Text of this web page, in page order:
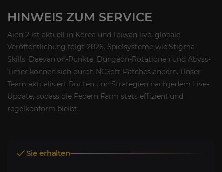
HINWEIS ZUM SERVICE
Aion 2 ist aktuell in Korea und Taiwan live; globale
Veröffentlichung folgt 2026. Spielsysteme wie Stigma-
Skills, Daevanion-Punkte, Dungeon-Rotationen und Abyss-
Timer können sich durch NCSoft-Patches ändern. Unser
Team aktualisiert Routen und Strategien nach jedem Live-
Update, sodass die Federn Farm stets effizient und
regelkonform bleibt.
Sie erhalten